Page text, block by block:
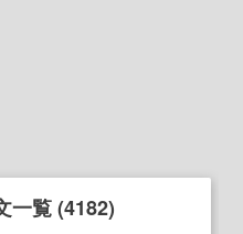
一覧 (4182)